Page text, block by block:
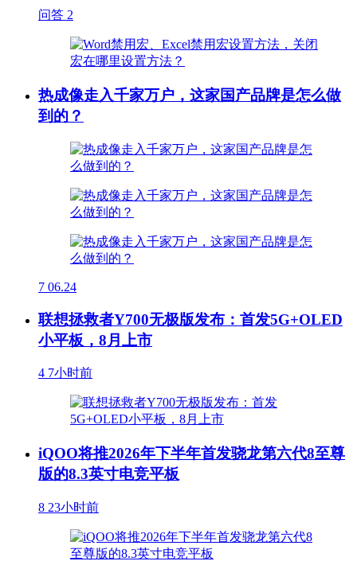
问答 2
热成像走入千家万户，这家国产品牌是怎么做
到的？
7 06.24
联想拯救者Y700无极版发布：首发5G+OLED
小平板，8月上市
4 7小时前
iQOO将推2026年下半年首发骁龙第六代8至尊
版的8.3英寸电竞平板
8 23小时前